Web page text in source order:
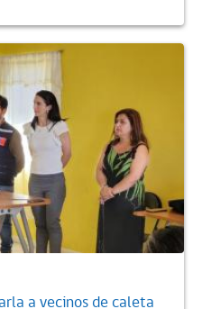
a vecinos de caleta